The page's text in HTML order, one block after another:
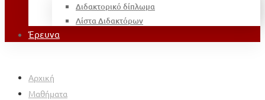
Διδακτορικό δίπλωμα
Λίστα Διδακτόρων
Έρευνα
Αρχική
Μαθήματα